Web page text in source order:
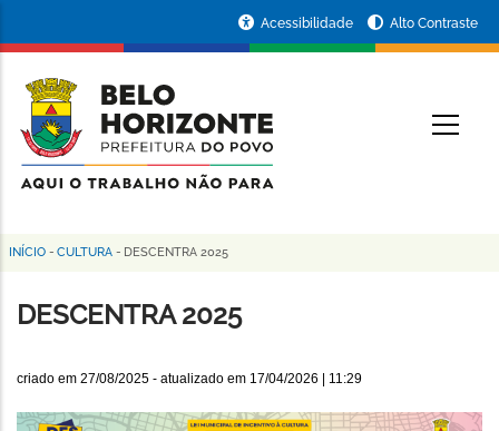
conteúdo
principal
da
Prefeitura
de
Horizonte
Acessibilidade Alto Contraste
Trilha
de
INÍCIO - CULTURA - DESCENTRA 2025
DESCENTRA 2025
criado em 27/08/2025 - atualizado em 17/04/2026 | 11:29